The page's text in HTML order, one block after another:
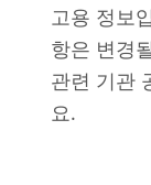
고용 정보
항은 변경
관련 기관
요.